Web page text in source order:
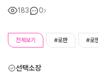
183 0
전체보기 #로판 #로
선택소장